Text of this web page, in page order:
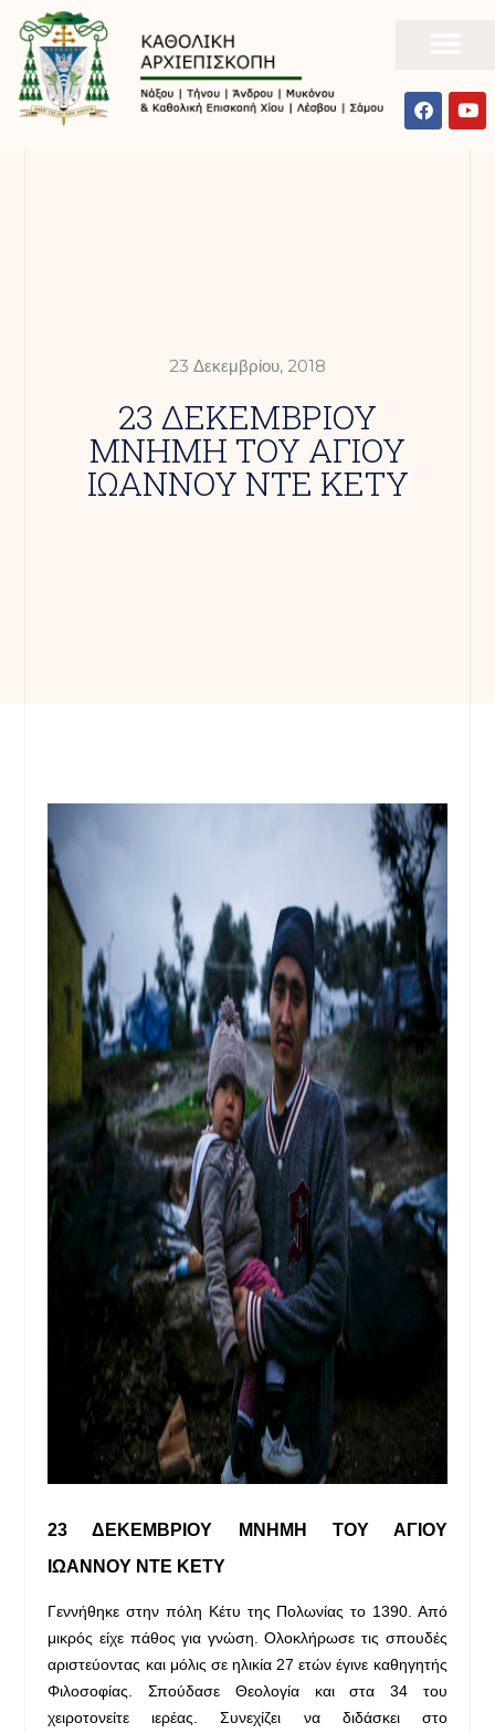
23 Δεκεμβρίου, 2018
23 ΔΕΚΕΜΒΡΙΟΥ
ΜΝΗΜΗ ΤΟΥ ΑΓΙΟΥ
ΙΩΑΝΝΟΥ ΝΤΕ ΚΕΤΥ
23 ΔΕΚΕΜΒΡΙΟΥ ΜΝΗΜΗ ΤΟΥ ΑΓΙΟΥ
ΙΩΑΝΝΟΥ ΝΤΕ ΚΕΤΥ
Γεννήθηκε στην πόλη Κέτυ της Πολωνίας το 1390. Από
μικρός είχε πάθος για γνώση. Ολοκλήρωσε τις σπουδές
αριστεύοντας και μόλις σε ηλικία 27 ετών έγινε καθηγητής
Φιλοσοφίας. Σπούδασε Θεολογία και στα 34 του
χειροτονείτε ιερέας. Συνεχίζει να διδάσκει στο